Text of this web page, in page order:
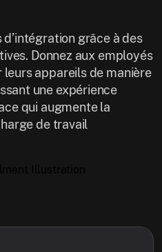
grâce à des
Donnez aux employés
appareils de manière
une expérience
qui augmente la
de travail